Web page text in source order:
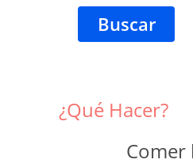
Buscar
¿Qué Hacer?
Comer